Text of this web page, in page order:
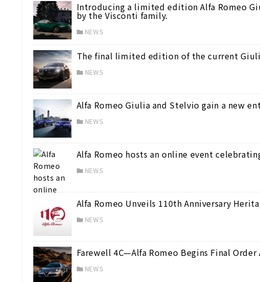
Introducing a limited edition Alfa Romeo
by the Visconti family.
NEWS
The final limited edition of the current
NEWS
Alfa Romeo Giulia and Stelvio gain a new
NEWS
Alfa Romeo hosts an online event
NEWS
Alfa Romeo Unveils 110th Anniversary
NEWS
Farewell 4C—Alfa Romeo Begins Final
NEWS